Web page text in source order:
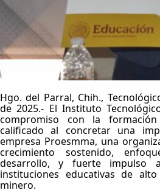
Hgo. del Parral, Chih.,
de 2025.- El Instituto
compromiso con la
calificado al concretar una
empresa Proesmma, una
crecimiento sostenido,
desarrollo, y fuerte impulso
instituciones educativas de
minero.